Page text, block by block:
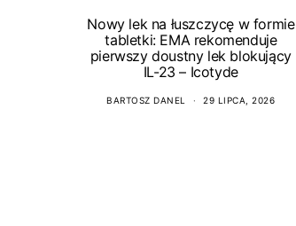
Nowy lek na łuszczycę w formie
tabletki: EMA rekomenduje
pierwszy doustny lek blokujący
IL-23 – Icotyde
BARTOSZ DANEL 29 LIPCA, 2026